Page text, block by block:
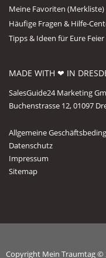
Meine Favoriten (Merkliste)
Häufige Fragen & Hilfe-
Tipps & Ideen für Eure Feier
MADE WITH ❤ IN
SalesGuide24 Marketing
Buchenstrasse 12, 01097
Allgemeine
Datenschutz
Impressum
Sitemap
Copyright Mein Traumtag ©